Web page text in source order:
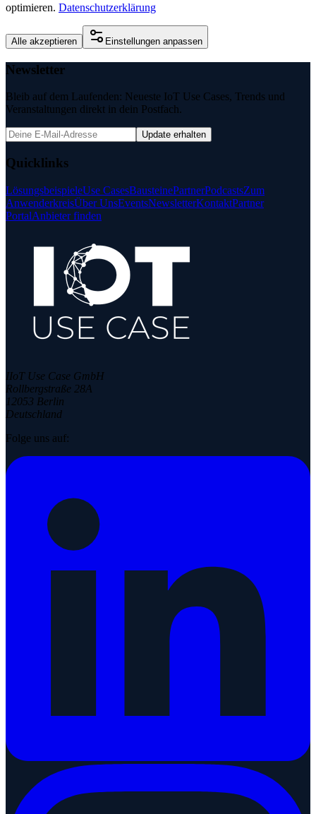
optimieren. Datenschutzerklärung
Alle akzeptieren Einstellungen anpassen
Newsletter
Bleib auf dem Laufenden: Neueste IoT Use Cases, Trends und
Veranstaltungen direkt in dein Postfach.
Update erhalten
Quicklinks
LösungsbeispieleUse CasesBausteinePartnerPodcastsZum
AnwenderkreisÜber UnsEventsNewsletterKontaktPartner
PortalAnbieter finden
IIoT Use Case GmbH
Rollbergstraße 28A
12053 Berlin
Deutschland
Folge uns auf: